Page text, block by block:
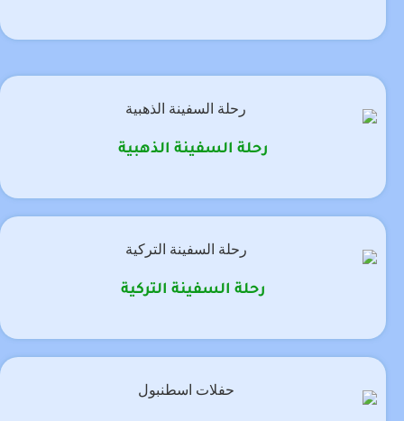
رحلة السفينة الذهبية
رحلة السفينة التركية